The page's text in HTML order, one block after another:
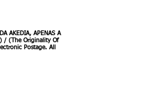
AKEDIA, APENAS A
/ (The Originality Of
Postage. All